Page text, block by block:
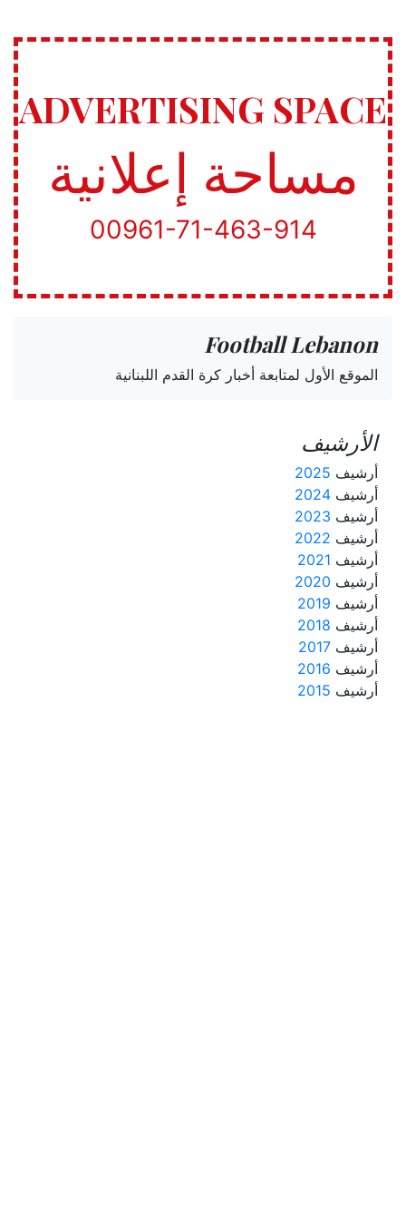
ADVERTISING SPACE
مساحة إعلانية
00961-71-463-914
Football Lebanon
الموقع الأول لمتابعة أخبار كرة القدم اللبنانية
الأرشيف
أرشيف 2025
أرشيف 2024
أرشيف 2023
أرشيف 2022
أرشيف 2021
أرشيف 2020
أرشيف 2019
أرشيف 2018
أرشيف 2017
أرشيف 2016
أرشيف 2015